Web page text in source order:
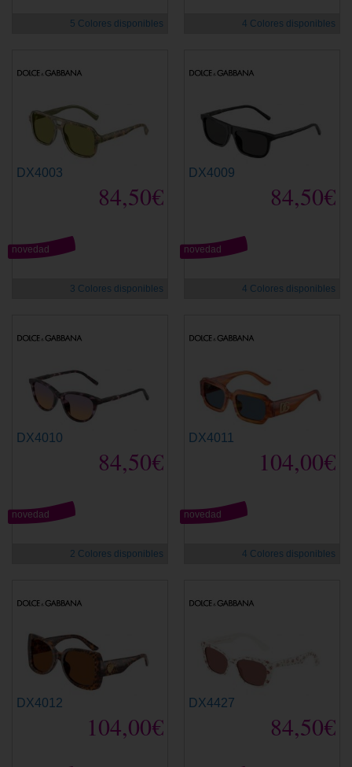
5 Colores disponibles 4 Colores disponibles
DX4003
84,50€
novedad
3 Colores disponibles
DX4009
84,50€
novedad
4 Colores disponibles
DX4010
84,50€
novedad
2 Colores disponibles
DX4011
104,00€
novedad
4 Colores disponibles
DX4012
104,00€
DX4427
84,50€